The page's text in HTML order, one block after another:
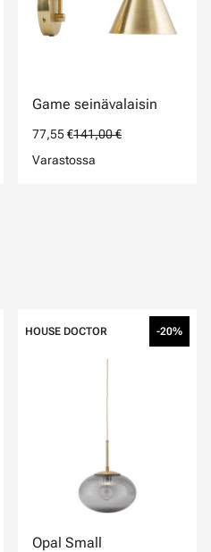
Game seinävalaisin
77,55 €141,00 €
Varastossa
HOUSE DOCTOR -20%
Opal Small